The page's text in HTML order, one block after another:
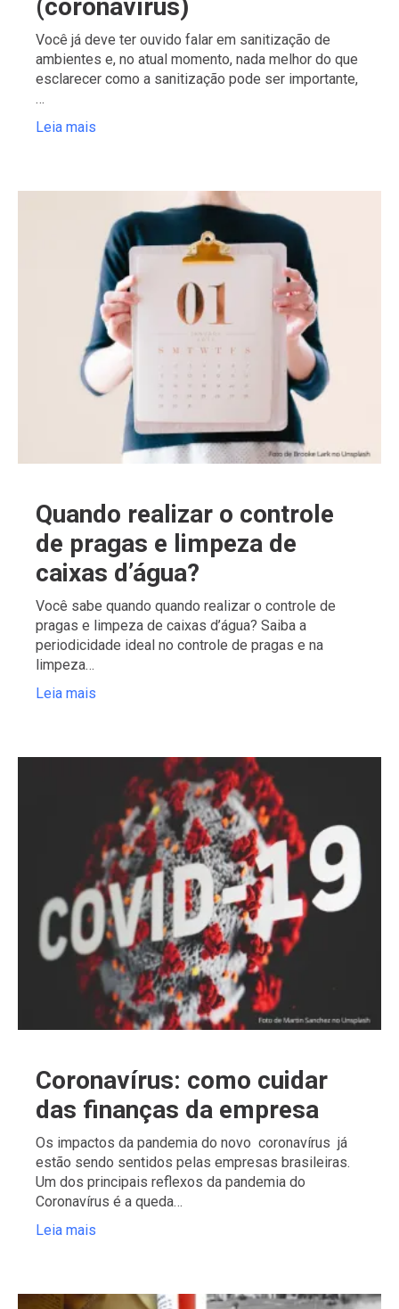
(coronavírus)
Você já deve ter ouvido falar em sanitização de
ambientes e, no atual momento, nada melhor do que
esclarecer como a sanitização pode ser importante,
…
Leia mais
Quando realizar o controle
de pragas e limpeza de
caixas d’água?
Você sabe quando quando realizar o controle de
pragas e limpeza de caixas d’água? Saiba a
periodicidade ideal no controle de pragas e na
limpeza…
Leia mais
Coronavírus: como cuidar
das finanças da empresa
Os impactos da pandemia do novo coronavírus já
estão sendo sentidos pelas empresas brasileiras.
Um dos principais reflexos da pandemia do
Coronavírus é a queda…
Leia mais